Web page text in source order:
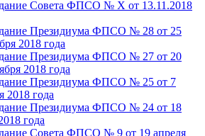
Совета ФПСО № X от 13.11.2018
Президиума ФПСО № 28 от 25
2018 года
Президиума ФПСО № 27 от 20
2018 года
Президиума ФПСО № 25 от 7
2018 года
Президиума ФПСО № 24 от 18
года
Совета ФПСО № 9 от 19 апреля